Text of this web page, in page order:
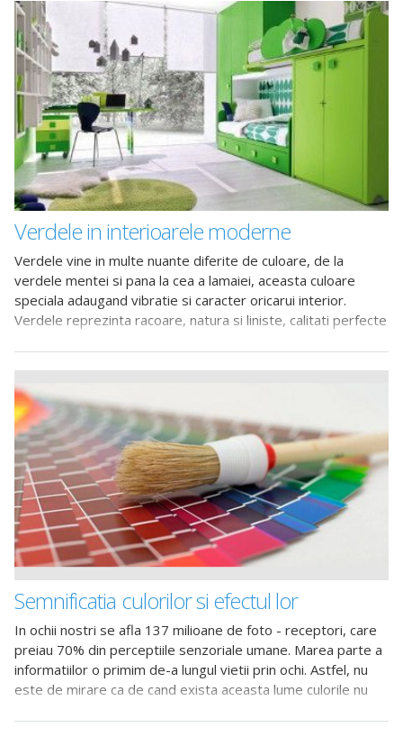
Verdele in interioarele moderne
Verdele vine in multe nuante diferite de culoare, de la
verdele mentei si pana la cea a lamaiei, aceasta culoare
speciala adaugand vibratie si caracter oricarui interior.
Verdele reprezinta racoare, natura si liniste, calitati perfecte
Semnificatia culorilor si efectul lor
In ochii nostri se afla 137 milioane de foto - receptori, care
preiau 70% din perceptiile senzoriale umane. Marea parte a
informatiilor o primim de-a lungul vietii prin ochi. Astfel, nu
este de mirare ca de cand exista aceasta lume culorile nu